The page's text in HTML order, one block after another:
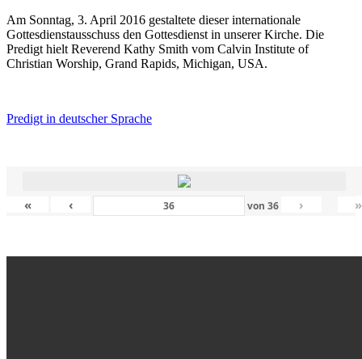
Am Sonntag, 3. April 2016 gestaltete dieser internationale
Gottesdienstausschuss den Gottesdienst in unserer Kirche. Die
Predigt hielt Reverend Kathy Smith vom Calvin Institute of
Christian Worship, Grand Rapids, Michigan, USA.
Predigt in deutscher Sprache
« ‹ von36 › »